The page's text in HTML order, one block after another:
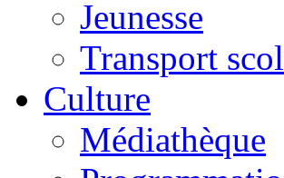
Jeunesse
Transport
Culture
Médiathèque